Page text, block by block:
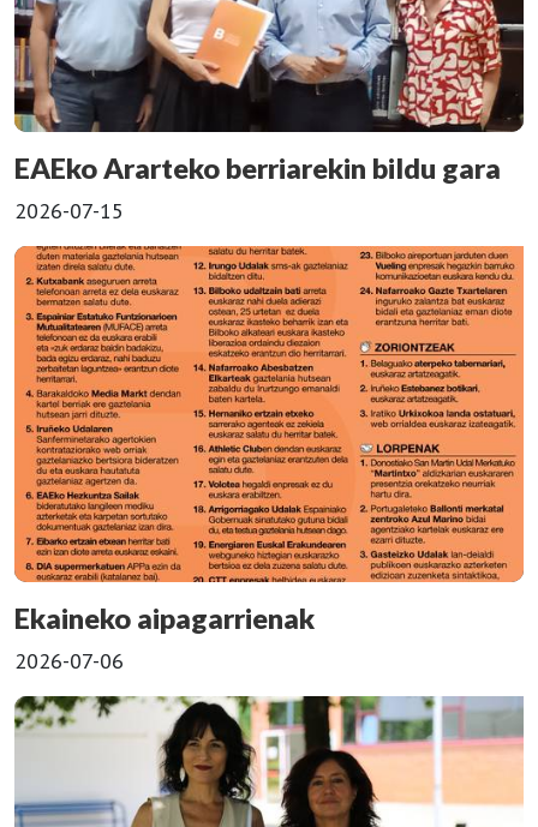
EAEko Ararteko berriarekin bildu gara
2026-07-15
Ekaineko aipagarrienak
2026-07-06